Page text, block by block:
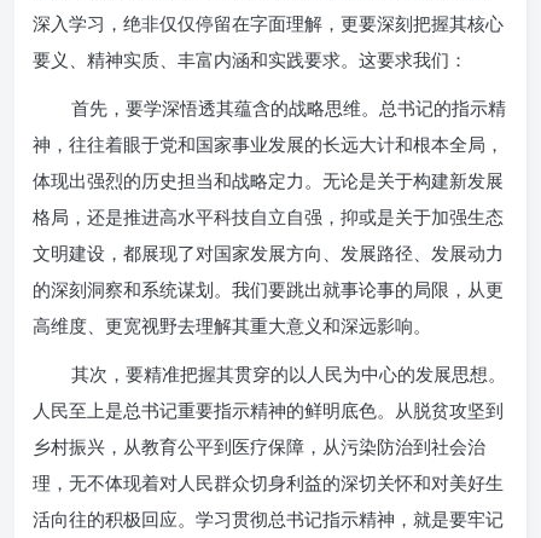
深入学习，绝非仅仅停留在字面理解，更要深刻把握其核心
要义、精神实质、丰富内涵和实践要求。这要求我们：
首先，要学深悟透其蕴含的战略思维。总书记的指示精
神，往往着眼于党和国家事业发展的长远大计和根本全局，
体现出强烈的历史担当和战略定力。无论是关于构建新发展
格局，还是推进高水平科技自立自强，抑或是关于加强生态
文明建设，都展现了对国家发展方向、发展路径、发展动力
的深刻洞察和系统谋划。我们要跳出就事论事的局限，从更
高维度、更宽视野去理解其重大意义和深远影响。
其次，要精准把握其贯穿的以人民为中心的发展思想。
人民至上是总书记重要指示精神的鲜明底色。从脱贫攻坚到
乡村振兴，从教育公平到医疗保障，从污染防治到社会治
理，无不体现着对人民群众切身利益的深切关怀和对美好生
活向往的积极回应。学习贯彻总书记指示精神，就是要牢记